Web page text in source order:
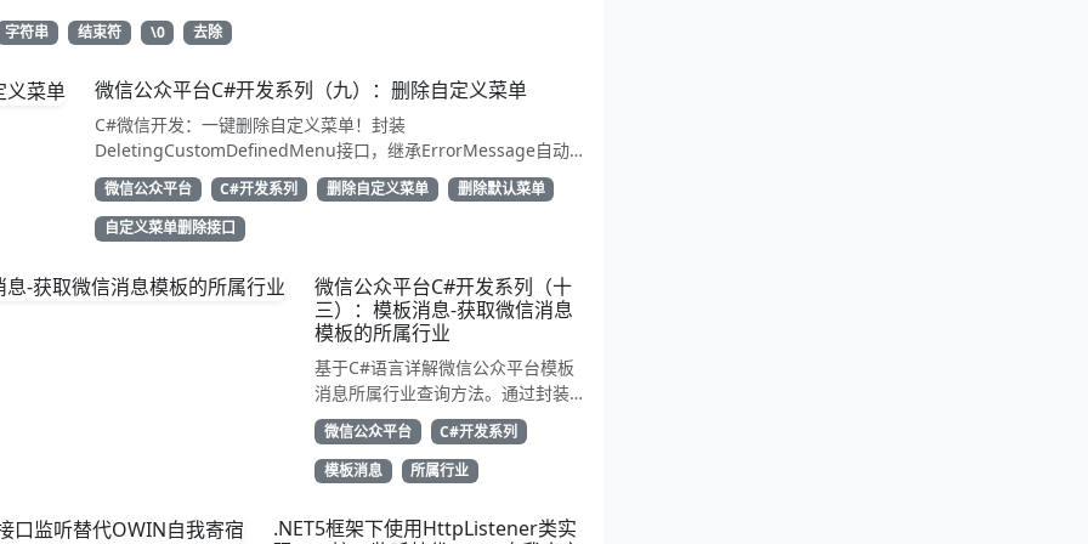
字符串 结束符 \0 去除
微信公众平台C#开发系列（九）：删除自定义菜单
C#微信开发：一键删除自定义菜单！封装
DeletingCustomDefinedMenu接口，继承ErrorMessage自动
解析结果。只需access_token即可调用API清除配置。代码简洁复
用性强，告别繁琐XML处理，直接GetResponse获取状态。适合
动态管理公众号的开发者，建议收藏备用！
微信公众平台 C#开发系列 删除自定义菜单
删除默认菜单
自定义菜单删除接口
微信公众平台C#开发系列（十
三）：模板消息-获取微信消息
模板的所属行业
基于C#语言详解微信公众平台模板
消息所属行业查询方法。通过封装
TemplateGetIndustry类继承
WeiXinRequest，调用
get_industry接口获取账号主营与
解析JSON返回的first_class与
微信公众平台
C#开发系列
模板消息
所属行业
.NET5框架下使用HttpListener类实